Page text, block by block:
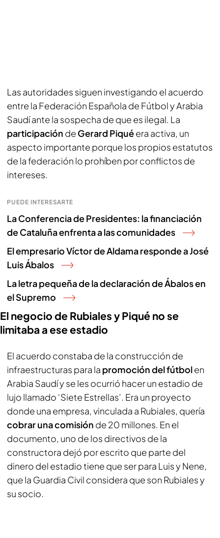
Las autoridades siguen investigando el acuerdo
entre la Federación Española de Fútbol y Arabia
Saudí ante la sospecha de que es ilegal. La
participación de Gerard Piquéera activa, un
aspecto importante porque los propios estatutos
de la federación lo prohíben por conflictos de
intereses.
PUEDE INTERESARTE
La Conferencia de Presidentes: la financiación
de Cataluña enfrenta a las comunidades
El empresario Víctor de Aldama responde a José
Luis Ábalos
La letra pequeña de la declaración de Ábalos en
el Supremo
El negocio de Rubiales y Piqué no se
limitaba a ese estadio
El acuerdo constaba de la construcción de
infraestructuras para la promoción del fútbolen
Arabia Saudí y se les ocurrió hacer un estadio de
lujo llamado ‘Siete Estrellas’. Era un proyecto
donde una empresa, vinculada a Rubiales, quería
cobrar una comisión de 20 millones. En el
documento, uno de los directivos de la
constructora dejó por escrito que parte del
dinero del estadio tiene que ser para Luis y Nene,
que la Guardia Civil considera que son Rubiales y
su socio.